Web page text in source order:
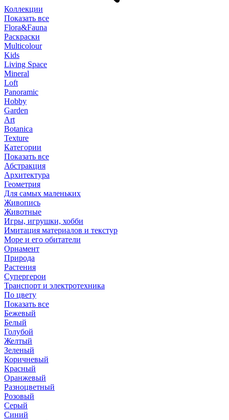
Коллекции
Показать все
Flora&Fauna
Раскраски
Multicolour
Kids
Living Space
Mineral
Loft
Panoramic
Hobby
Garden
Art
Botanica
Texture
Категории
Показать все
Абстракция
Архитектура
Геометрия
Для самых маленьких
Живопись
Животные
Игры, игрушки, хобби
Имитация материалов и текстур
Море и его обитатели
Орнамент
Природа
Растения
Супергерои
Транспорт и электротехника
По цвету
Показать все
Бежевый
Белый
Голубой
Желтый
Зеленый
Коричневый
Красный
Оранжевый
Разноцветный
Розовый
Серый
Синий